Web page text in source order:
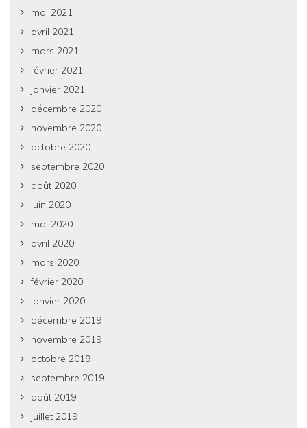
mai 2021
avril 2021
mars 2021
février 2021
janvier 2021
décembre 2020
novembre 2020
octobre 2020
septembre 2020
août 2020
juin 2020
mai 2020
avril 2020
mars 2020
février 2020
janvier 2020
décembre 2019
novembre 2019
octobre 2019
septembre 2019
août 2019
juillet 2019